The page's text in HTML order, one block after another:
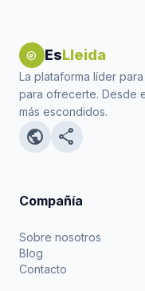
explore EsLleida
La plataforma líder
para ofrecerte. Desde
más escondidos.
public share
Compañía
Sobre nosotros
Blog
Contacto